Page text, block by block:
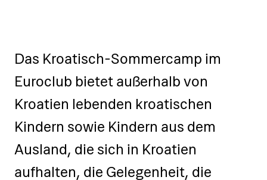
Das Kroatisch-Sommercamp im
Euroclub bietet außerhalb von
Kroatien lebenden kroatischen
Kindern sowie Kindern aus dem
Ausland, die sich in Kroatien
aufhalten, die Gelegenheit, die